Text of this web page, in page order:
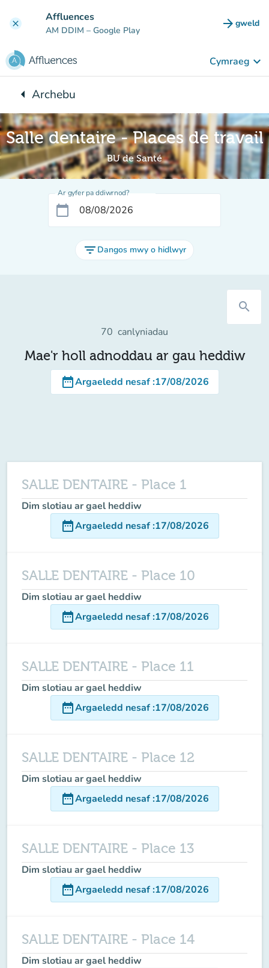
clear Affluences
AM DDIM – Google Play arrow_forward gweld
(tab
Cymraeg keyboard_arrow_down
arrow_leftYn ôl i:
Archebu
Salle dentaire - Places de travail
BU de Santé
Ar gyfer pa ddiwrnod?
calendar_today
filter_list Dangos mwy o hidlwyr
search
70 canlyniadau
Mae'r holl adnoddau ar gau heddiw
date_rangeArgaeledd nesaf:17/08/2026
SALLE DENTAIRE - Place 1
Dim slotiau ar gael heddiw
date_rangeArgaeledd nesaf:17/08/2026
SALLE DENTAIRE - Place 10
Dim slotiau ar gael heddiw
date_rangeArgaeledd nesaf:17/08/2026
SALLE DENTAIRE - Place 11
Dim slotiau ar gael heddiw
date_rangeArgaeledd nesaf:17/08/2026
SALLE DENTAIRE - Place 12
Dim slotiau ar gael heddiw
date_rangeArgaeledd nesaf:17/08/2026
SALLE DENTAIRE - Place 13
Dim slotiau ar gael heddiw
date_rangeArgaeledd nesaf:17/08/2026
SALLE DENTAIRE - Place 14
Dim slotiau ar gael heddiw